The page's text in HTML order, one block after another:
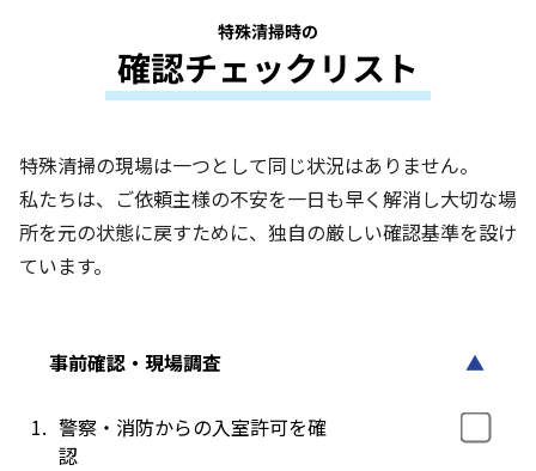
特殊清掃時の
確認チェックリスト
特殊清掃の現場は一つとして同じ状況はありません。
私たちは、ご依頼主様の不安を一日も早く解消し大切な場
所を元の状態に戻すために、独自の厳しい確認基準を設け
ています。
事前確認・現場調査 ▲
1. 警察・消防からの入室許可を確
認